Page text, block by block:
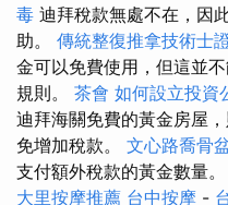
毒 迪拜稅款無處不在，因
助。 傳統整復推拿技術士
金可以免費使用，但這並
規則。 茶會 如何設立投資
迪拜海關免費的黃金房屋
免增加稅款。 文心路喬骨
支付額外稅款的黃金數量。
大里按摩推薦 台中按摩 -